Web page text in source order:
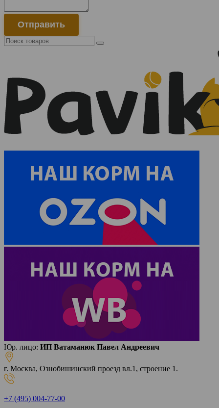
Отправить
Юр. лицо: ИП Ватаманюк Павел Андреевич
г. Москва, Ознобишинский проезд вл.1, строение 1.
+7 (495) 004-77-00